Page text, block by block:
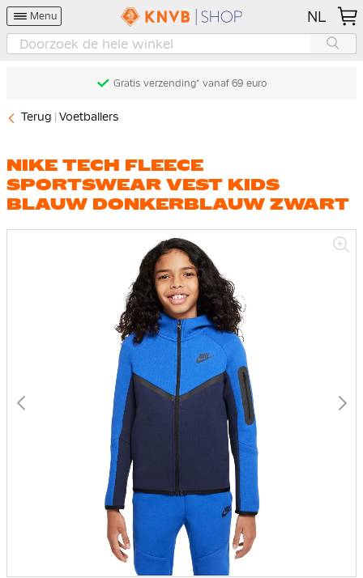
Menu NL
Gratis verzending* vanaf 69 euro
Terug Voetballers
NIKE TECH FLEECE
SPORTSWEAR VEST KIDS
BLAUW DONKERBLAUW ZWART